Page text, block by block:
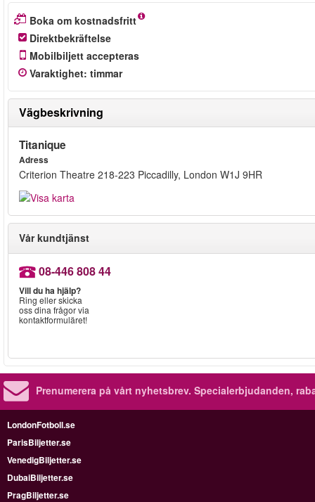
Boka om kostnadsfritt
Direktbekräftelse
Mobilbiljett accepteras
Varaktighet: timmar
Vägbeskrivning
Titanique
Adress
Criterion Theatre 218-223 Piccadilly, London W1J 9HR
Vår kundtjänst
08-446 808 44
Vill du ha hjälp?
Ring eller skicka
oss dina frågor via
kontaktformuläret!
Prenumerera på vårt nyhetsbrev. Specialerbjudanden,
LondonFotboll.se
ParisBiljetter.se
VenedigBiljetter.se
DubaiBiljetter.se
PragBiljetter.se